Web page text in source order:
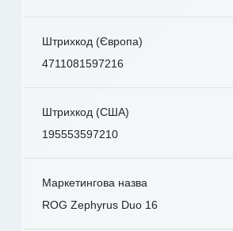
Штрихкод (Європа)
4711081597216
Штрихкод (США)
195553597210
Маркетингова назва
ROG Zephyrus Duo 16